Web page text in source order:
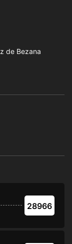
de Bezana
28966